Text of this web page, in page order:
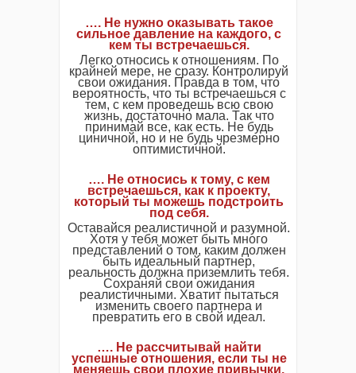
…. Не нужно оказывать такое
сильное давление на каждого, с
кем ты встречаешься.
Легко относись к отношениям. По
крайней мере, не сразу. Контролируй
свои ожидания. Правда в том, что
вероятность, что ты встречаешься с
тем, с кем проведешь всю свою
жизнь, достаточно мала. Так что
принимай все, как есть. Не будь
циничной, но и не будь чрезмерно
оптимистичной.
…. Не относись к тому, с кем
встречаешься, как к проекту,
который ты можешь подстроить
под себя.
Оставайся реалистичной и разумной.
Хотя у тебя может быть много
представлений о том, каким должен
быть идеальный партнер,
реальность должна приземлить тебя.
Сохраняй свои ожидания
реалистичными. Хватит пытаться
изменить своего партнера и
превратить его в свой идеал.
…. Не рассчитывай найти
успешные отношения, если ты не
меняешь свои плохие привычки.